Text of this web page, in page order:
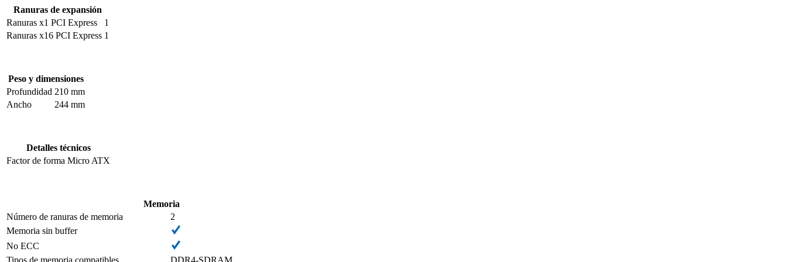
Ranuras de expansión
Ranuras x1 PCI Express
1
Ranuras x16 PCI Express 1
Peso y dimensiones
Profundidad 210 mm
Ancho
244 mm
Detalles técnicos
Factor de forma Micro ATX
Memoria
Número de ranuras de memoria
2
Memoria sin buffer
No ECC
Tipos de memoria compatibles
DDR4-SDRAM